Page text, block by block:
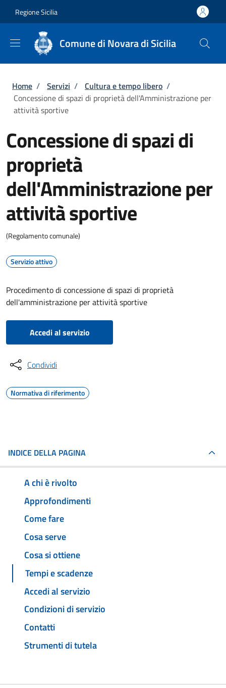
Regione Sicilia
Comune di Novara di Sicilia
Briciole di pane
Home / Servizi / Cultura e tempo libero /
Concessione di spazi di proprietà dell'Amministrazione per
attività sportive
Concessione di spazi di
proprietà
dell'Amministrazione per
attività sportive
(Regolamento comunale)
Servizio attivo
Procedimento di concessione di spazi di proprietà
dell'amministrazione per attività sportive
Accedi al servizio
Condividi
Normativa di riferimento
INDICE DELLA PAGINA
A chi è rivolto
Approfondimenti
Come fare
Cosa serve
Cosa si ottiene
Tempi e scadenze
Accedi al servizio
Condizioni di servizio
Contatti
Strumenti di tutela